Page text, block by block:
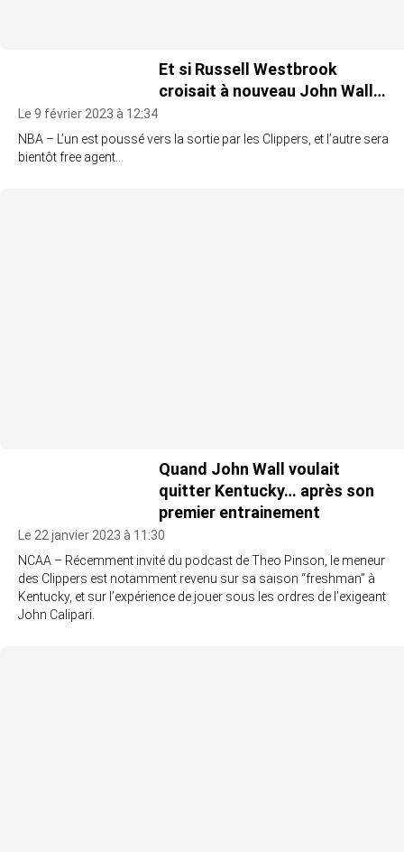
Et si Russell Westbrook
croisait à nouveau John Wall…
Le 9 février 2023 à 12:34
NBA – L’un est poussé vers la sortie par les Clippers, et l’autre sera
bientôt free agent…
Quand John Wall voulait
quitter Kentucky… après son
premier entrainement
Le 22 janvier 2023 à 11:30
NCAA – Récemment invité du podcast de Theo Pinson, le meneur
des Clippers est notamment revenu sur sa saison “freshman” à
Kentucky, et sur l’expérience de jouer sous les ordres de l’exigeant
John Calipari.